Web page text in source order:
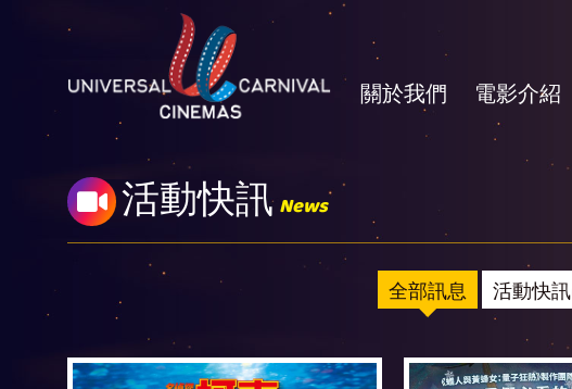
關於我們 電影介紹
活動快訊 News
全部訊息 活動快